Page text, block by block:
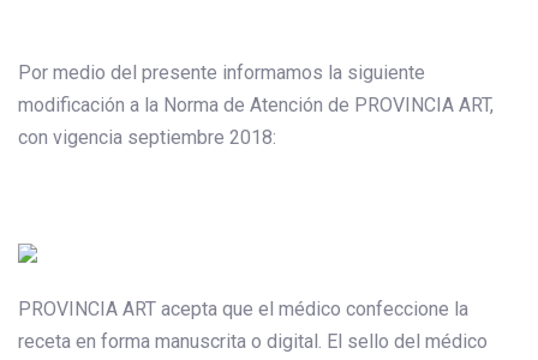
Por medio del presente informamos la siguiente
modificación a la Norma de Atención de PROVINCIA ART,
con vigencia septiembre 2018:
PROVINCIA ART acepta que el médico confeccione la
receta en forma manuscrita o digital. El sello del médico